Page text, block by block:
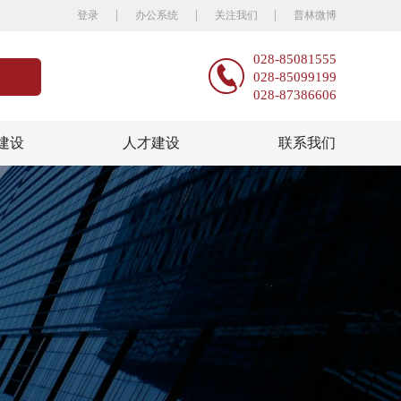
登录 办公系统 关注我们 普林微博
028-85081555
028-85099199
028-87386606
设 人才建设 联系我们